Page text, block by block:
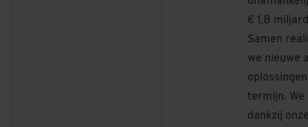
€ 1,8
Samen
we nieuwe
termijn.
dankzij